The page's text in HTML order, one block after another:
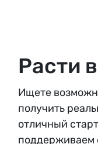
Расти
Ищете
получить
отличный
поддерживаем